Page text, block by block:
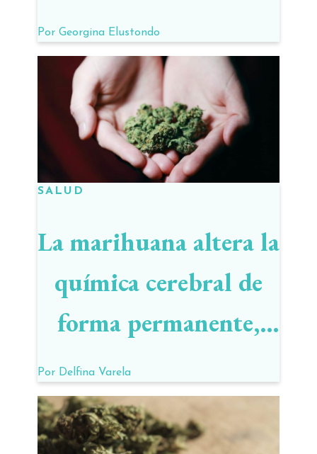
efectos de la
marihuana
Por Georgina Elustondo
SALUD
La marihuana altera la
química cerebral de
forma permanente,
advirtien en Harvard
Por Delfina Varela